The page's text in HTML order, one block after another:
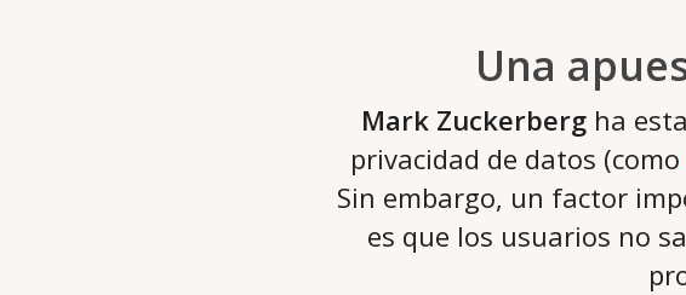
Una
Mark Zuckerbergha
privacidad de datos (como
Sin embargo, un factor
es que los usuarios no